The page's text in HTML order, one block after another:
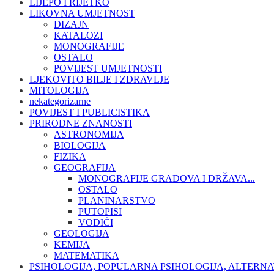
LIJEPO I RIJETKO
LIKOVNA UMJETNOST
DIZAJN
KATALOZI
MONOGRAFIJE
OSTALO
POVIJEST UMJETNOSTI
LJEKOVITO BILJE I ZDRAVLJE
MITOLOGIJA
nekategorizarne
POVIJEST I PUBLICISTIKA
PRIRODNE ZNANOSTI
ASTRONOMIJA
BIOLOGIJA
FIZIKA
GEOGRAFIJA
MONOGRAFIJE GRADOVA I DRŽAVA...
OSTALO
PLANINARSTVO
PUTOPISI
VODIČI
GEOLOGIJA
KEMIJA
MATEMATIKA
PSIHOLOGIJA, POPULARNA PSIHOLOGIJA,